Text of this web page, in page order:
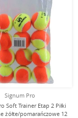
Signum Pro
Soft Trainer Etap 2 Piłki
żółte/pomarańczowe 12